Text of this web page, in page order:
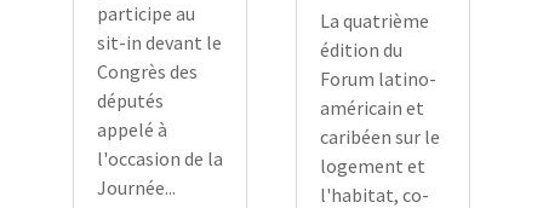
participe au
sit-in devant le
Congrès des
députés
appelé à
l'occasion de la
Journée...
La quatrième
édition du
Forum latino-
américain et
caribéen sur le
logement et
l'habitat, co-